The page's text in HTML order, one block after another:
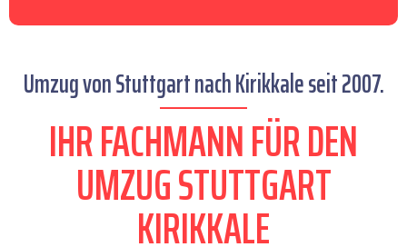
Umzug von Stuttgart nach Kirikkale seit 2007.
IHR FACHMANN FÜR DEN
UMZUG STUTTGART
KIRIKKALE